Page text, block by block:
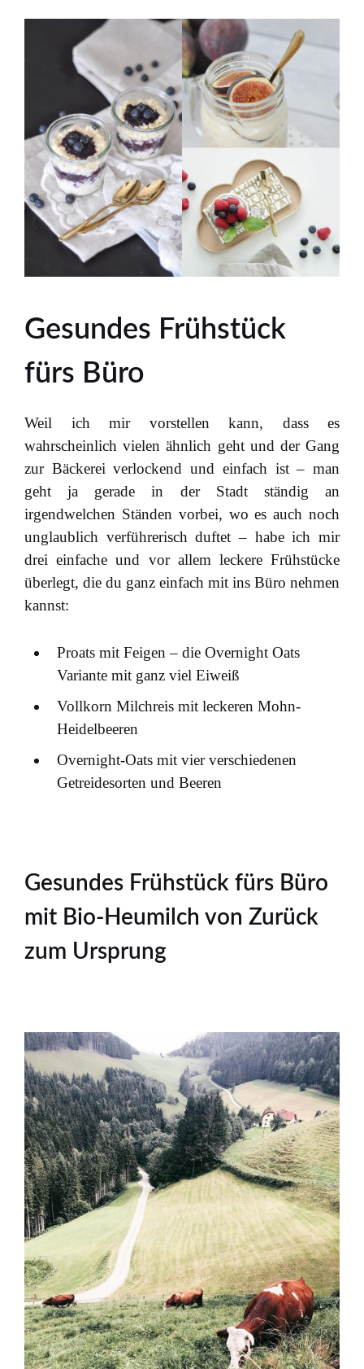
Gesundes Frühstück
fürs Büro
Weil ich mir vorstellen kann, dass es
wahrscheinlich vielen ähnlich geht und der Gang
zur Bäckerei verlockend und einfach ist – man
geht ja gerade in der Stadt ständig an
irgendwelchen Ständen vorbei, wo es auch noch
unglaublich verführerisch duftet – habe ich mir
drei einfache und vor allem leckere Frühstücke
überlegt, die du ganz einfach mit ins Büro nehmen
kannst:
Proats mit Feigen – die Overnight Oats
Variante mit ganz viel Eiweiß
Vollkorn Milchreis mit leckeren Mohn-
Heidelbeeren
Overnight-Oats mit vier verschiedenen
Getreidesorten und Beeren
Gesundes Frühstück fürs Büro
mit Bio-Heumilch von Zurück
zum Ursprung